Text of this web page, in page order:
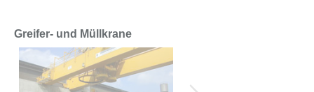
Greifer- und Müllkrane